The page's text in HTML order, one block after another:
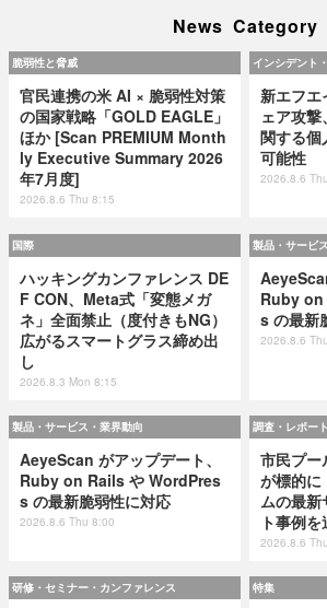
News Category
脆弱性と脅威
官民連携の米 AI × 脆弱性対策
の国家戦略「GOLD EAGLE」
ほか [Scan PREMIUM Month
ly Executive Summary 2026
年7月度]
2026.8.6 Thu 8:15
インシデント
新エフエ
ェア攻
関する個
可能性
2026.8.6
国際
ハッキングカンファレンス DE
F CON、Meta式「変態メガ
ネ」全面禁止（度付きもNG）
広がるスマートグラス締め出
し
2026.8.3 Mon 8:15
製品・サービ
Ruby
s の最新
2026.8.6
製品・サービス・業界動向
AeyeScan がアップデート、
Ruby on Rails や WordPres
s の最新脆弱性に対応
2026.8.6 Thu 8:00
調査・レポー
市民プー
が標的に
ムの最
ト事例を
2026.8.6
研修・セミナー・カンファレンス 特集